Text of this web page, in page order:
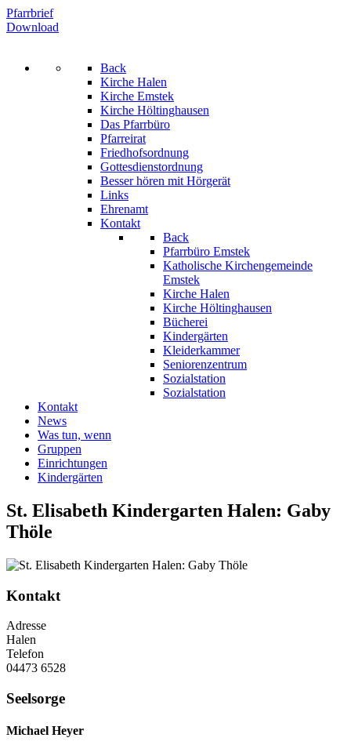
Pfarrbrief
Download
Back
Kirche Halen
Kirche Emstek
Kirche Höltinghausen
Das Pfarrbüro
Pfarreirat
Friedhofsordnung
Gottesdienstordnung
Besser hören mit Hörgerät
Links
Ehrenamt
Kontakt
Back
Pfarrbüro Emstek
Katholische Kirchengemeinde
Emstek
Kirche Halen
Kirche Höltinghausen
Bücherei
Kindergärten
Kleiderkammer
Seniorenzentrum
Sozialstation
Sozialstation
Kontakt
News
Was tun, wenn
Gruppen
Einrichtungen
Kindergärten
St. Elisabeth Kindergarten Halen: Gaby
Thöle
Kontakt
Adresse
Halen
Telefon
04473 6528
Seelsorge
Michael Heyer